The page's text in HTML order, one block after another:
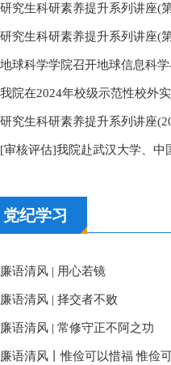
党纪学习
廉语清风 | 用心若镜
廉语清风 | 择交者不败
廉语清风 | 常修守正不阿之功
廉语清风丨惟俭可以惜福 惟俭